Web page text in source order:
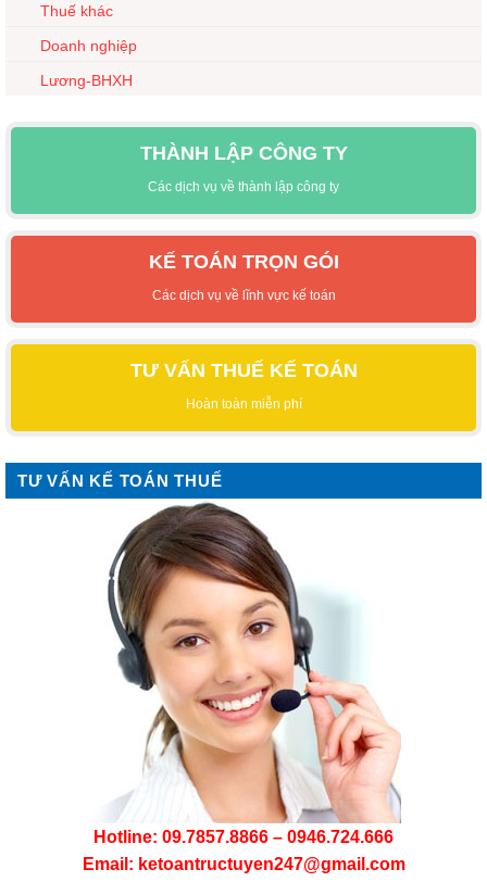
Thuế khác
Doanh nghiệp
Lương-BHXH
THÀNH LẬP CÔNG TY
Các dịch vụ về thành lập công ty
KẾ TOÁN TRỌN GÓI
Các dịch vụ về lĩnh vực kế toán
TƯ VẤN THUẾ KẾ TOÁN
Hoàn toàn miễn phí
TƯ VẤN KẾ TOÁN THUẾ
Hotline: 09.7857.8866 – 0946.724.666
Email: ketoantructuyen247@gmail.com